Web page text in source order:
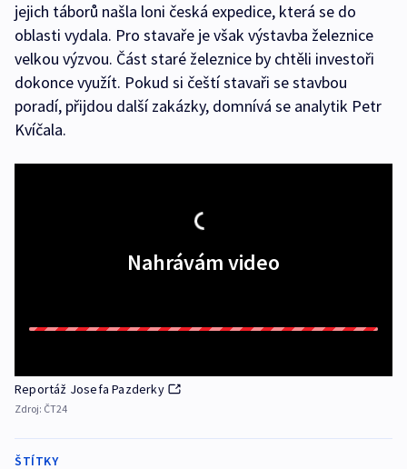
jejich táborů našla loni česká expedice, která se do
oblasti vydala. Pro stavaře je však výstavba železnice
velkou výzvou. Část staré železnice by chtěli investoři
dokonce využít. Pokud si čeští stavaři se stavbou
poradí, přijdou další zakázky, domnívá se analytik Petr
Kvíčala.
Nahrávám video
Reportáž Josefa Pazderky
Zdroj: ČT24
ŠTÍTKY